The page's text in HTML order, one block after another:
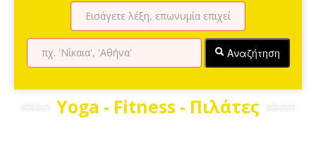
Αναζήτηση
Yoga - Fitness - Πιλάτες